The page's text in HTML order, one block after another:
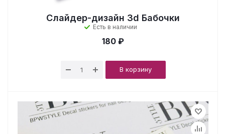
Слайдер-дизайн 3d Бабочки
Есть в наличии
180 ₽
В корзину